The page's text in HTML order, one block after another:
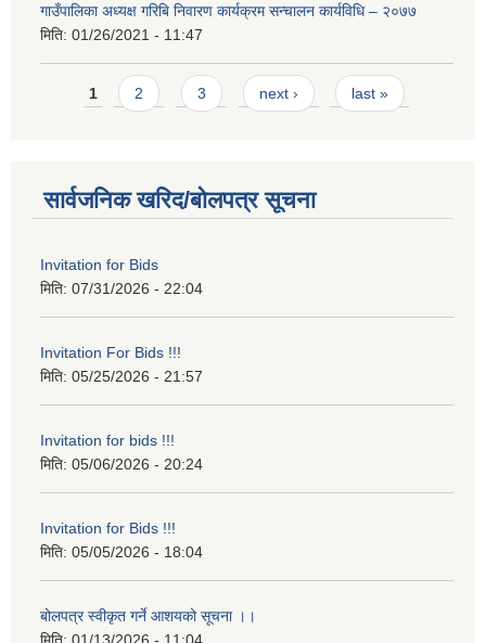
गाउँपालिका अध्यक्ष गरिबि निवारण कार्यक्रम सन्चालन कार्यविधि – २०७७
मिति: 01/26/2021 - 11:47
Pages
1 2 3 next › last »
सार्वजनिक खरिद/बोलपत्र सूचना
Invitation for Bids
मिति: 07/31/2026 - 22:04
Invitation For Bids !!!
मिति: 05/25/2026 - 21:57
Invitation for bids !!!
मिति: 05/06/2026 - 20:24
Invitation for Bids !!!
मिति: 05/05/2026 - 18:04
बोलपत्र स्वीकृत गर्ने आशयको सूचना ।।
मिति: 01/13/2026 - 11:04